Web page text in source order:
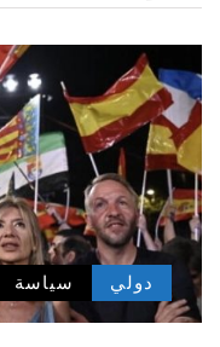
دولي سياسة